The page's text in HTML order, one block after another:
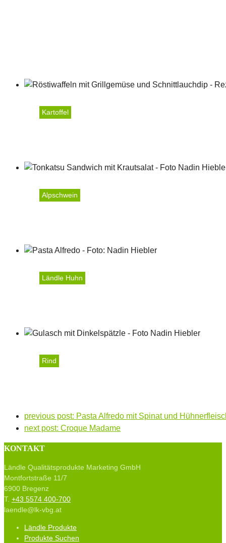
Kartoffel
Alpschwein
Ländle Huhn
Rind
previous post: Pasta Alfredo mit Spinat und
next post: Croque Madame
KONTAKT
Ländle Qualitätsprodukte Marketing GmbH
Montfortstraße 11/7
6900 Bregenz
T. +43 5574 400-700
laendle@lk-vbg.at
Ländle Produkte
Produkte Suchen